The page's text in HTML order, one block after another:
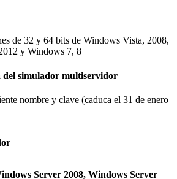
de 32 y 64 bits de Windows Vista, 2008,
y Windows 7, 8
del simulador multiservidor
nombre y clave (caduca el 31 de enero
Server 2008, Windows Server